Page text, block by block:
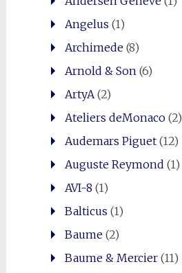
Angelus (1)
Archimede(8)
Arnold & Son(6)
ArtyA(2)
Ateliers deMonaco(2)
Audemars Piguet(12)
Auguste Reymond (1)
AVI-8 (1)
Balticus (1)
Baume(2)
Baume & Mercier(11)